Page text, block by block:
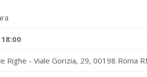
18:00
Righe - Viale Gorizia, 29, 00198 Roma